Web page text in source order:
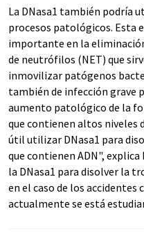
La DNasa1 también podría
procesos patológicos. Esta
importante en la
de neutrófilos (NET) que
inmovilizar patógenos
también de infección grave
aumento patológico de la
que contienen altos niveles
útil utilizar DNasa1 para
que contienen ADN",
la DNasa1 para disolver la
en el caso de los accidentes
actualmente se está